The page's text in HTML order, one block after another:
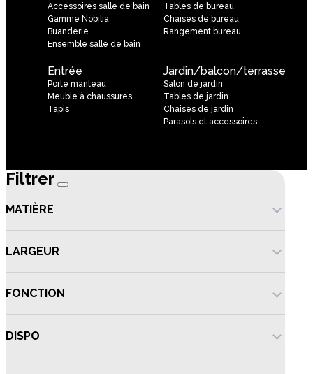
Accessoires salle de bain
Gamme Nobilia
Buanderie
Ensemble salle de bain
Tables de bureau
Chaises de bureau
Rangement bureau
Entrée
Porte manteau
Meuble à chaussures
Tapis
Jardin/balcon/terrasse
Salon de jardin
Tables de jardin
Chaises de jardin
Parasols et accessoires
Filtrer
MATIÈRE
LARGEUR
FONCTION
DISPO